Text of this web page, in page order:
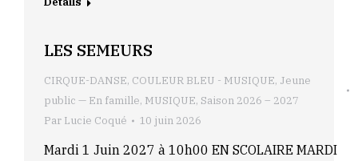
LES SEMEURS
CIRQUE-DANSE, COULEUR BLEU - MUSIQUE, Jeune
public — En famille, MUSIQUE, Saison 2026 – 2027
Par Lucie Coqué 10 juin 2026
Mardi 1 Juin 2027 à 10h00 EN SCOLAIRE MARDI